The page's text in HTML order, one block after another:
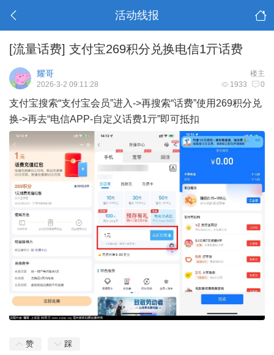
活动线报
[流量话费] 支付宝269积分兑换电信1亓话费
楼主
耀哥
1933 0
2026-3-2 09:11:28
支付宝搜索“支付宝会员”进入->再搜索“话费”使用269积分兑
换->再去“电信APP-自定义话费1亓”即可抵扣
赞 踩